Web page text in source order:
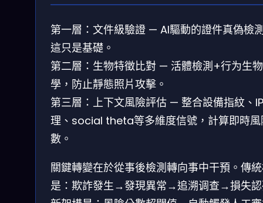
第一層：文件級驗證 — AI驅動的證件真偽檢
這只是基礎。
第二層：生物特徵比對 — 活體檢測+行为生物
學，防止靜態照片攻擊。
第三層：上下文風險評估 — 整合設備指紋、
理、social theta等多維度信號，計算即時風
數。
關鍵轉變在於從事後檢測轉向事中干預。傳
是：欺詐發生→發現異常→追溯调查→損失